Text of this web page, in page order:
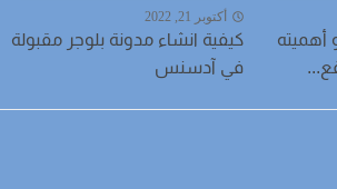
أكتوبر 21, 2022
كيفية انشاء مدونة بلوجر مقبولة
في آدسنس